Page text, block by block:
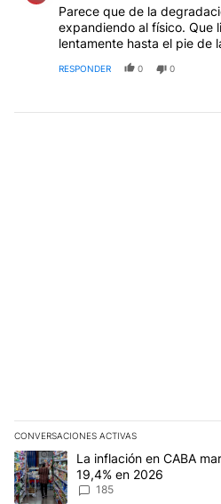
Parece que de la
expandiendo al físico. Que
lentamente hasta el pie de
RESPONDER 0 0
CONVERSACIONES ACTIVAS
Este listado muestra los artículos
Un artículo de tendencia con el
La inflación en CABA
19,4% en 2026
185